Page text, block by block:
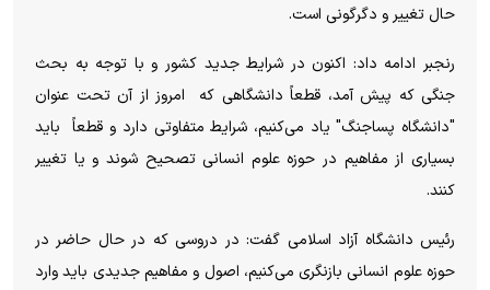
حال تغییر و دگرگونی است.
رنجبر ادامه داد: اکنون در شرایط جدید کشور و با توجه به بحث
جنگی که پیش آمد، قطعاً دانشگاهی که امروز از آن تحت عنوان
"دانشگاه پساجنگ" یاد می‌کنیم، شرایط متفاوتی دارد و قطعاً باید
بسیاری از مفاهیم در حوزه علوم انسانی تصحیح شوند و یا تغییر
کنند.
رئیس دانشگاه آزاد اسلامی گفت: در دروسی که در حال حاضر در
حوزه علوم انسانی بازنگری می‌کنیم، اصول و مفاهیم جدیدی باید وارد